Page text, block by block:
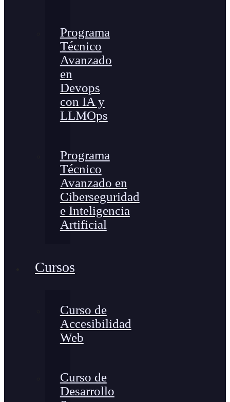
Programa
Técnico
Avanzado
en
Devops
con IA y
LLMOps
Programa
Técnico
Avanzado en
Ciberseguridad
e Inteligencia
Artificial
Cursos
Curso de
Accesibilidad
Web
Curso de
Desarrollo